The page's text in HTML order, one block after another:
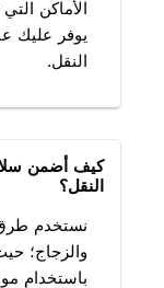
الأماكن
يوفر عليك
النقل.
كيف أضمن
النقل؟
نستخدم
والزجاج؛
باستخدام